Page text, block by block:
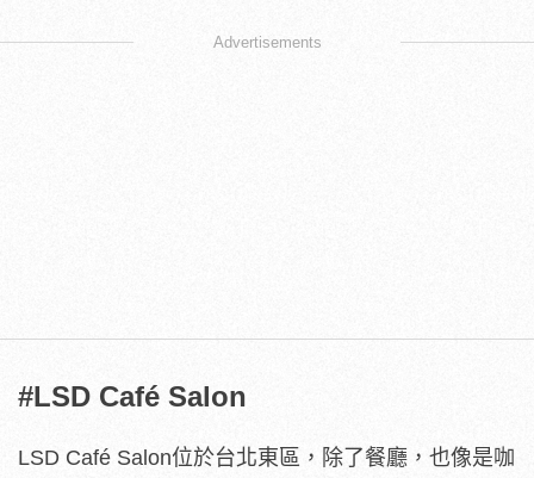
Advertisements
#LSD Café Salon
LSD Café Salon位於台北東區，除了餐廳，也像是咖